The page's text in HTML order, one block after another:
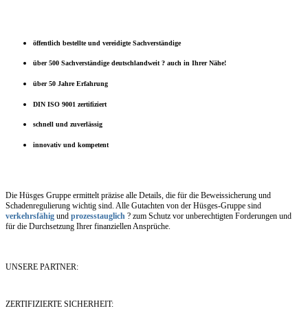
öffentlich bestellte und vereidigte Sachverständige
über 500 Sachverständige deutschlandweit ? auch in Ihrer Nähe!
über 50 Jahre Erfahrung
DIN ISO 9001 zertifiziert
schnell und zuverlässig
innovativ und kompetent
Die Hüsges Gruppe ermittelt präzise alle Details, die für die Beweissicherung und
Schadenregulierung wichtig sind. Alle Gutachten von der Hüsges-Gruppe sind
verkehrsfähig und prozesstauglich ? zum Schutz vor unberechtigten Forderungen und
für die Durchsetzung Ihrer finanziellen Ansprüche.
UNSERE PARTNER:
ZERTIFIZIERTE SICHERHEIT: